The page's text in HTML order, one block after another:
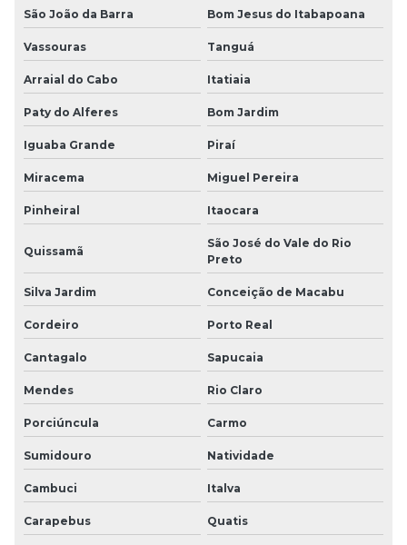
São João da Barra Bom Jesus do Itabapoana
Vassouras Tanguá
Arraial do Cabo Itatiaia
Paty do Alferes Bom Jardim
Iguaba Grande Piraí
Miracema Miguel Pereira
Pinheiral Itaocara
Quissamã
São José do Vale do Rio
Preto
Silva Jardim Conceição de Macabu
Cordeiro Porto Real
Cantagalo Sapucaia
Mendes Rio Claro
Porciúncula Carmo
Sumidouro Natividade
Cambuci Italva
Carapebus Quatis